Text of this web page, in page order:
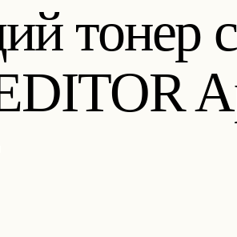
тонер с